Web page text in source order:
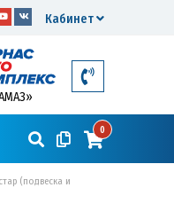
Кабинет
0
(подвеска и